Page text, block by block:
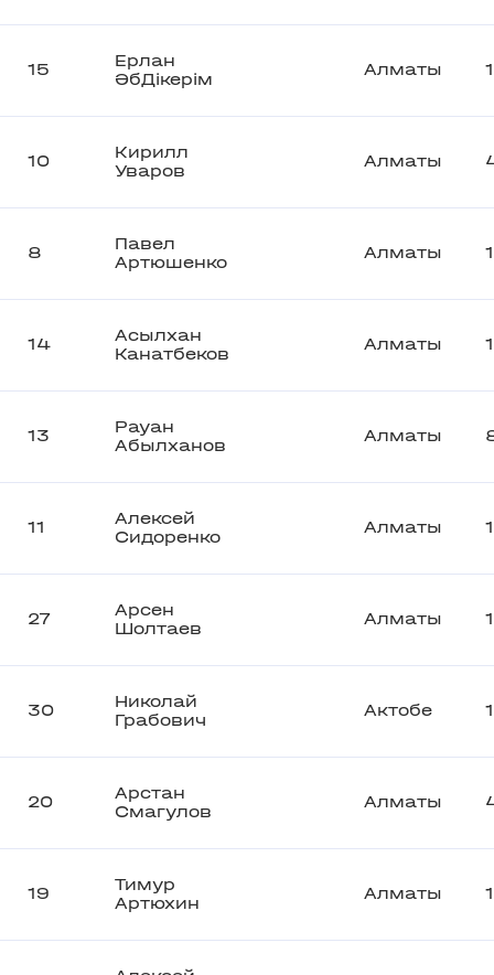
15
Ерлан
ӘбДікерім
Алматы
10
Кирилл
Уваров
Алматы
8
Павел
Артюшенко
Алматы
14
Асылхан
Канатбеков
Алматы
13
Рауан
Абылханов
Алматы
11
Алексей
Сидоренко
Алматы
27
Арсен
Шолтаев
Алматы
30
Николай
Грабович
Актобе
20
Арстан
Смагулов
Алматы
19
Тимур
Артюхин
Алматы